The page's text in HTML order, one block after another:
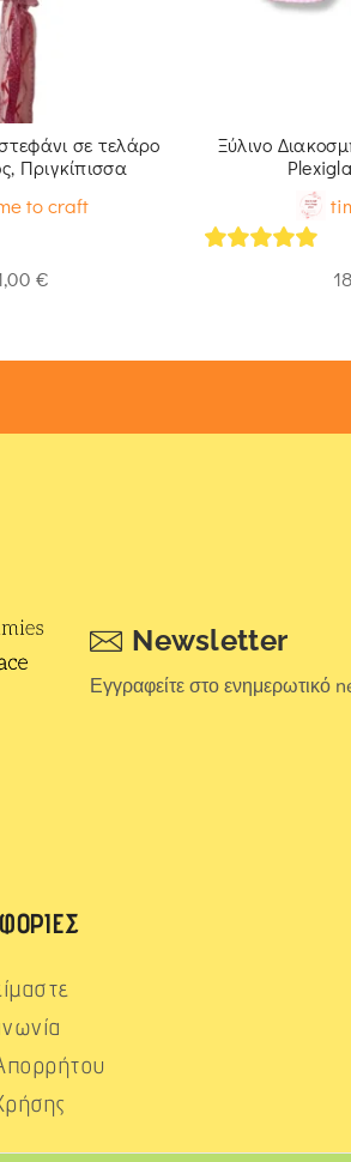
σε τελάρο
Πριγκίπισσα
to craft
€
Ξύλινο
Newsletter
Εγγραφείτε στο ενημερωτικό